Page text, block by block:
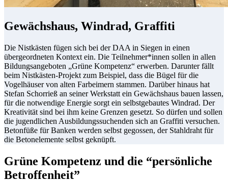
Gewächshaus, Windrad, Graffiti
Die Nistkästen fügen sich bei der DAA in Siegen in einen
übergeordneten Kontext ein. Die Teilnehmer*innen sollen in allen
Bildungsangeboten „Grüne Kompetenz“ erwerben. Darunter fällt
beim Nistkästen-Projekt zum Beispiel, dass die Bügel für die
Vogelhäuser von alten Farbeimern stammen. Darüber hinaus hat
Stefan Schorrieß an seiner Werkstatt ein Gewächshaus bauen lassen,
für die notwendige Energie sorgt ein selbstgebautes Windrad. Der
Kreativität sind bei ihm keine Grenzen gesetzt. So dürfen und sollen
die jugendlichen Ausbildungssuchenden sich an Graffiti versuchen.
Betonfüße für Banken werden selbst gegossen, der Stahldraht für
die Betonelemente selbst geknüpft.
Grüne Kompetenz und die “persönliche
Betroffenheit”